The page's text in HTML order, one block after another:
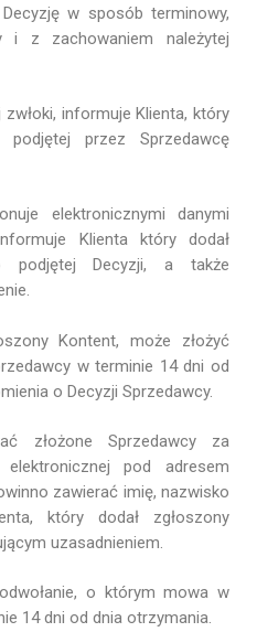
w sposób terminowy,
i z zachowaniem należytej
informuje Klienta, który
podjętej przez Sprzedawcę
elektronicznymi danymi
Klienta który dodał
podjętej Decyzji, a także
Kontent, może złożyć
w terminie 14 dni od
o Decyzji Sprzedawcy.
złożone Sprzedawcy za
pod adresem
zawierać imię, nazwisko
który dodał zgłoszony
uzasadnieniem.
o którym mowa w
14 dni od dnia otrzymania.